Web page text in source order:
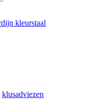
kleurstaal
klusadviezen